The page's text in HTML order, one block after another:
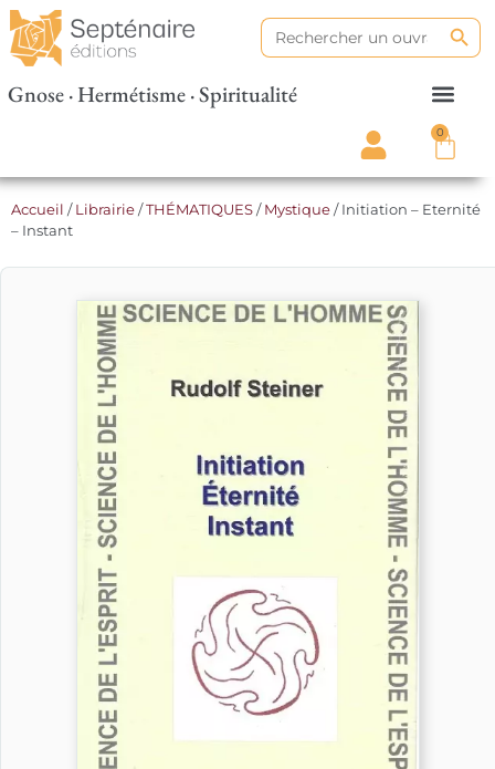
Search
for:
Gnose · Hermétisme · Spiritualité
0
Accueil /Librairie/THÉMATIQUES/Mystique/ Initiation – Eternité
– Instant